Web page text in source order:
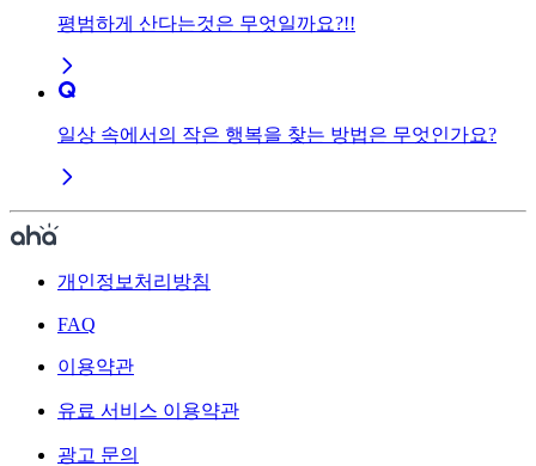
평범하게 산다는것은 무엇일까요?!!
일상 속에서의 작은 행복을 찾는 방법은 무엇인가요?
개인정보처리방침
FAQ
이용약관
유료 서비스 이용약관
광고 문의